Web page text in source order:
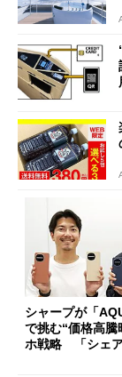
シャープが「
で挑む“価格高騰
ホ戦略 「シェ